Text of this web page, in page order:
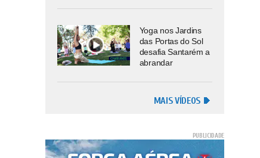
Yoga nos Jardins
das Portas do Sol
desafia Santarém a
abrandar
MAIS VÍDEOS